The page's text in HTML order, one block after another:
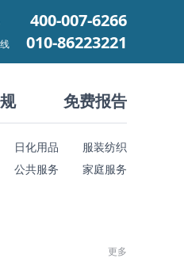
400-007-6266
010-86223221
免费报告
日化用品
服装纺织
公共服务 家庭服务
更多